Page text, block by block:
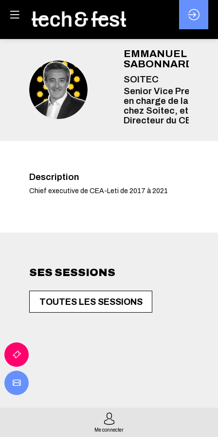
ES
EMMANUEL
SOITEC
Senior Vice President
en charge de la valeur
chez Soitec, et ancien
Directeur du CEA-Leti
Description
Chief executive de CEA-Leti de 2017 à 2021
SES SESSIONS
TOUTES LES SESSIONS
Me connecter